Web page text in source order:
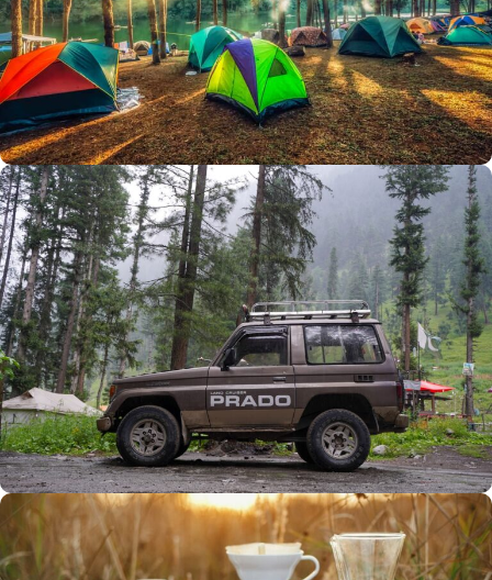
Büyük Yaz İndirimi
0
Günler
00
Hr
00
Min
00
SSK
Alışverişe Başla
ARAÇ AKSESUARLARI
SATIŞ VE MONTAJ